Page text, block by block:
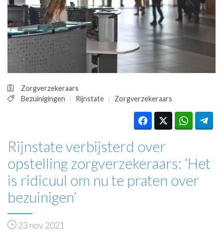
PRAKTIJKZAKEN
TARIEVEN
VPHUISARTSEN
MEDISCHE VAKHANDEL
INLOGGEN
REGISTRATIE
Zorgverzekeraars
Bezuinigingen
Rijnstate Zorgverzekeraars
Rijnstate verbijsterd over
opstelling zorgverzekeraars: ‘Het
is ridicuul om nu te praten over
bezuinigen’
23 nov 2021